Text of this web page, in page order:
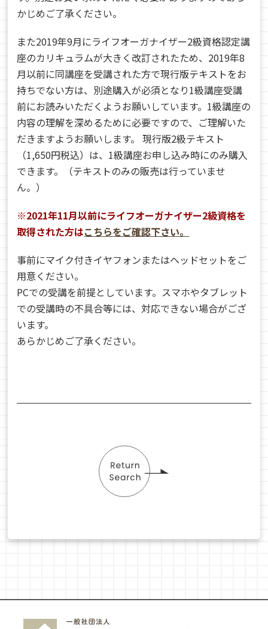
かじめご了承ください。
また2019年9月にライフオーガナイザー2級資格認定講
座のカリキュラムが大きく改訂されたため、2019年8
月以前に同講座を受講された方で現行版テキストをお
持ちでない方は、別途購入が必須となり1級講座受講
前にお読みいただくようお願いしています。1級講座の
内容の理解を深めるために必要ですので、ご理解いた
だきますようお願いします。 現行版2級テキスト
（1,650円税込）は、1級講座お申し込み時にのみ購入
できます。（テキストのみの販売は行っていませ
ん。）
※2021年11月以前にライフオーガナイザー2級資格を
取得された方はこちらをご確認下さい。
事前にマイク付きイヤフォンまたはヘッドセットをご
用意ください。
PCでの受講を前提としています。スマホやタブレット
での受講時の不具合等には、対応できない場合がござ
います。
あらかじめご了承ください。